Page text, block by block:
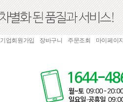
기업회원가입 장바구니 주문조회 마이페이지